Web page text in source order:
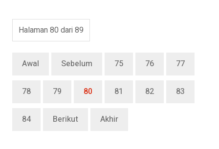
Halaman 80 dari 89
Awal Sebelum 75 76 77
78 79 80 81 82 83
84 Berikut Akhir